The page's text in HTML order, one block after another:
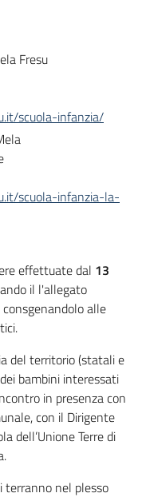
Fresu
scuola-infanzia/
scuola-infanzia-la-
effettuate dal 13
il l'allegato
consgenandolo alle
del territorio (statali e
bambini interessati
in presenza con
con il Dirigente
dell’Unione Terre di
terranno nel plesso